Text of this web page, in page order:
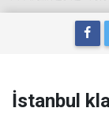
İstanbul